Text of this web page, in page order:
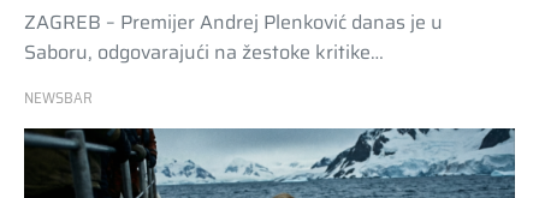
ZAGREB – Premijer Andrej Plenković danas je u
Saboru, odgovarajući na žestoke kritike…
NEWSBAR